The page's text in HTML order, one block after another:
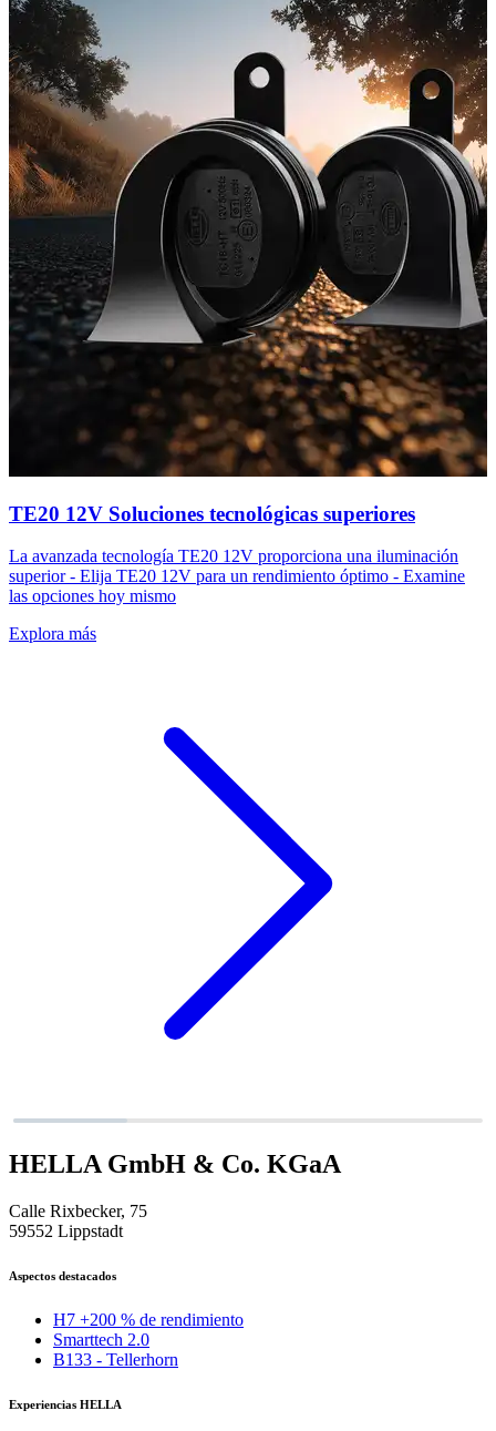
TE20 12V Soluciones tecnológicas superiores
La avanzada tecnología TE20 12V proporciona una iluminación
superior - Elija TE20 12V para un rendimiento óptimo - Examine
las opciones hoy mismo
Explora más
HELLA GmbH & Co. KGaA
Calle Rixbecker, 75
59552 Lippstadt
Aspectos destacados
H7 +200 % de rendimiento
Smarttech 2.0
B133 - Tellerhorn
Experiencias HELLA